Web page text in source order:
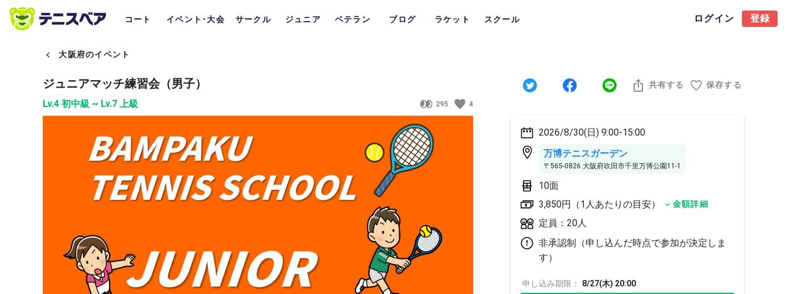
コート イベント･大会 サークル ジュニア ベテラン ブログ ラケット スクール ログイン 登録
大阪府のイベント
ジュニアマッチ練習会（男子）
Lv.4 初中級 ~ Lv.7 上級 295 4
共有する 保存する
2026/8/30(日) 9:00-15:00
万博テニスガーデン
〒565-0826 大阪府吹田市千里万博公園11-1
10面
3,850円（1人あたりの目安）
金額詳細
定員：20人
非承認制（申し込んだ時点で参加が決定しま
す）
申し込み期限： 8/27(木) 20:00